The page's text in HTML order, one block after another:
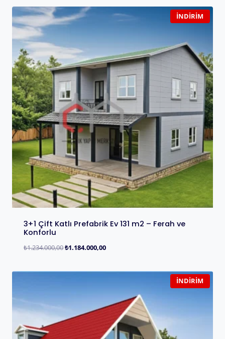
İNDIRIM
3+1 Çift Katlı Prefabrik Ev 131 m2 – Ferah ve
Konforlu
₺1.234.000,00₺1.184.000,00
İNDIRIM